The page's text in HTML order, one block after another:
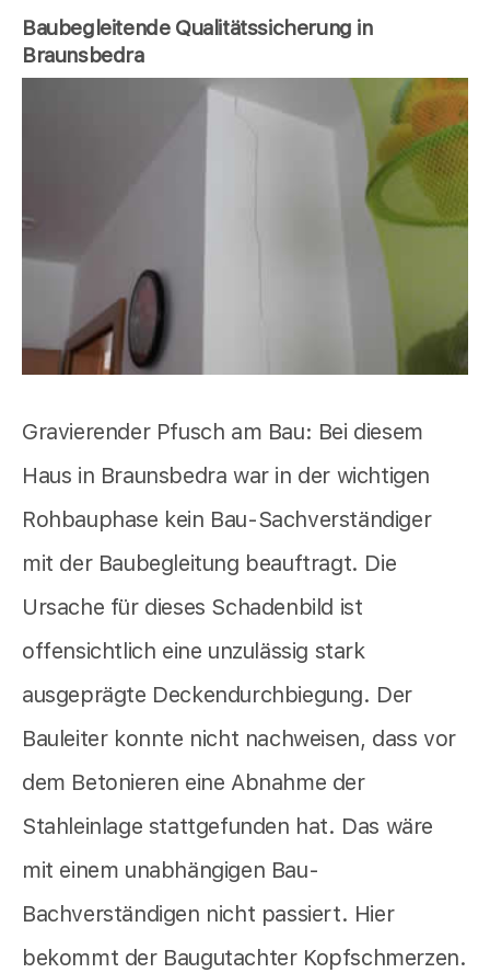
Baubegleitende Qualitätssicherung in
Braunsbedra
Gravierender Pfusch am Bau: Bei diesem
Haus in Braunsbedra war in der wichtigen
Rohbauphase kein Bau-Sachverständiger
mit der Baubegleitung beauftragt. Die
Ursache für dieses Schadenbild ist
offensichtlich eine unzulässig stark
ausgeprägte Deckendurchbiegung. Der
Bauleiter konnte nicht nachweisen, dass vor
dem Betonieren eine Abnahme der
Stahleinlage stattgefunden hat. Das wäre
mit einem unabhängigen Bau-
Bachverständigen nicht passiert. Hier
bekommt der Baugutachter Kopfschmerzen.